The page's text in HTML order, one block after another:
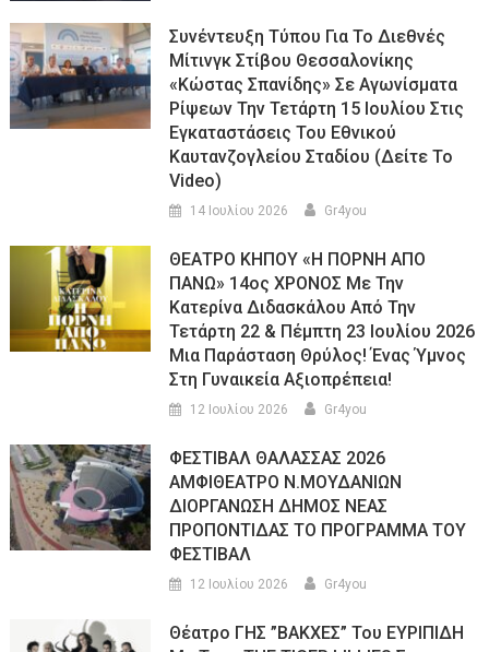
Συνέντευξη Τύπου Για Το Διεθνές
Μίτινγκ Στίβου Θεσσαλονίκης
«Κώστας Σπανίδης» Σε Αγωνίσματα
Ρίψεων Την Τετάρτη 15 Ιουλίου Στις
Εγκαταστάσεις Του Εθνικού
Καυτανζογλείου Σταδίου (Δείτε Το
Video)
14 Ιουλίου 2026 Gr4you
ΘΕΑΤΡΟ ΚΗΠΟΥ «Η ΠΟΡΝΗ ΑΠΟ
ΠΑΝΩ» 14ος ΧΡΟΝΟΣ Με Την
Κατερίνα Διδασκάλου Από Την
Τετάρτη 22 & Πέμπτη 23 Ιουλίου 2026
Μια Παράσταση Θρύλος! Ένας Ύμνος
Στη Γυναικεία Αξιοπρέπεια!
12 Ιουλίου 2026 Gr4you
ΦΕΣΤΙΒΑΛ ΘΑΛΑΣΣΑΣ 2026
ΑΜΦΙΘΕΑΤΡΟ Ν.ΜΟΥΔΑΝΙΩΝ
ΔΙΟΡΓΑΝΩΣΗ ΔΗΜΟΣ ΝΕΑΣ
ΠΡΟΠΟΝΤΙΔΑΣ ΤΟ ΠΡΟΓΡΑΜΜΑ ΤΟΥ
ΦΕΣΤΙΒΑΛ
12 Ιουλίου 2026 Gr4you
Θέατρο ΓΗΣ ”ΒΑΚΧΕΣ” Του ΕΥΡΙΠΙΔΗ